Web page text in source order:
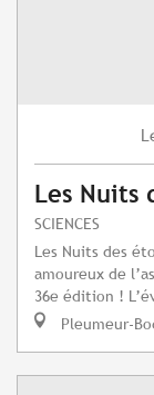
Les Nuits
SCIENCES
Les Nuits des
amoureux de
36e édition !
Pleumeur-